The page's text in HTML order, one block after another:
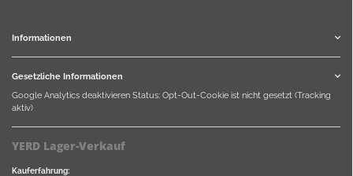
Informationen
Gesetzliche Informationen
Google Analytics deaktivieren Status: Opt-Out-Cookie ist nicht gesetzt (Tracking
aktiv)
YERD Lager-Verkauf
Kauferfahrung: